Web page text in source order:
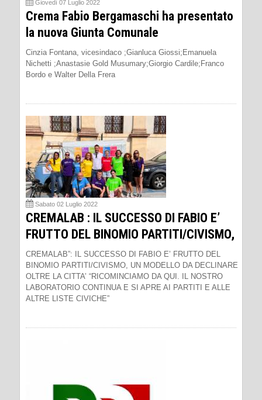
Giovedì 07 Luglio 2022
Crema Fabio Bergamaschi ha presentato
la nuova Giunta Comunale
Cinzia Fontana, vicesindaco ;Gianluca Giossi;Emanuela
Nichetti ;Anastasie Gold Musumary;Giorgio Cardile;Franco
Bordo e Walter Della Frera
Sabato 02 Luglio 2022
CREMALAB : IL SUCCESSO DI FABIO E’
FRUTTO DEL BINOMIO PARTITI/CIVISMO,
CREMALAB”: IL SUCCESSO DI FABIO E’ FRUTTO DEL
BINOMIO PARTITI/CIVISMO, UN MODELLO DA DECLINARE
OLTRE LA CITTA’ “RICOMINCIAMO DA QUI. IL NOSTRO
LABORATORIO CONTINUA E SI APRE AI PARTITI E ALLE
ALTRE LISTE CIVICHE”